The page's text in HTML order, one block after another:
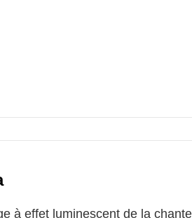
à effet luminescent de la